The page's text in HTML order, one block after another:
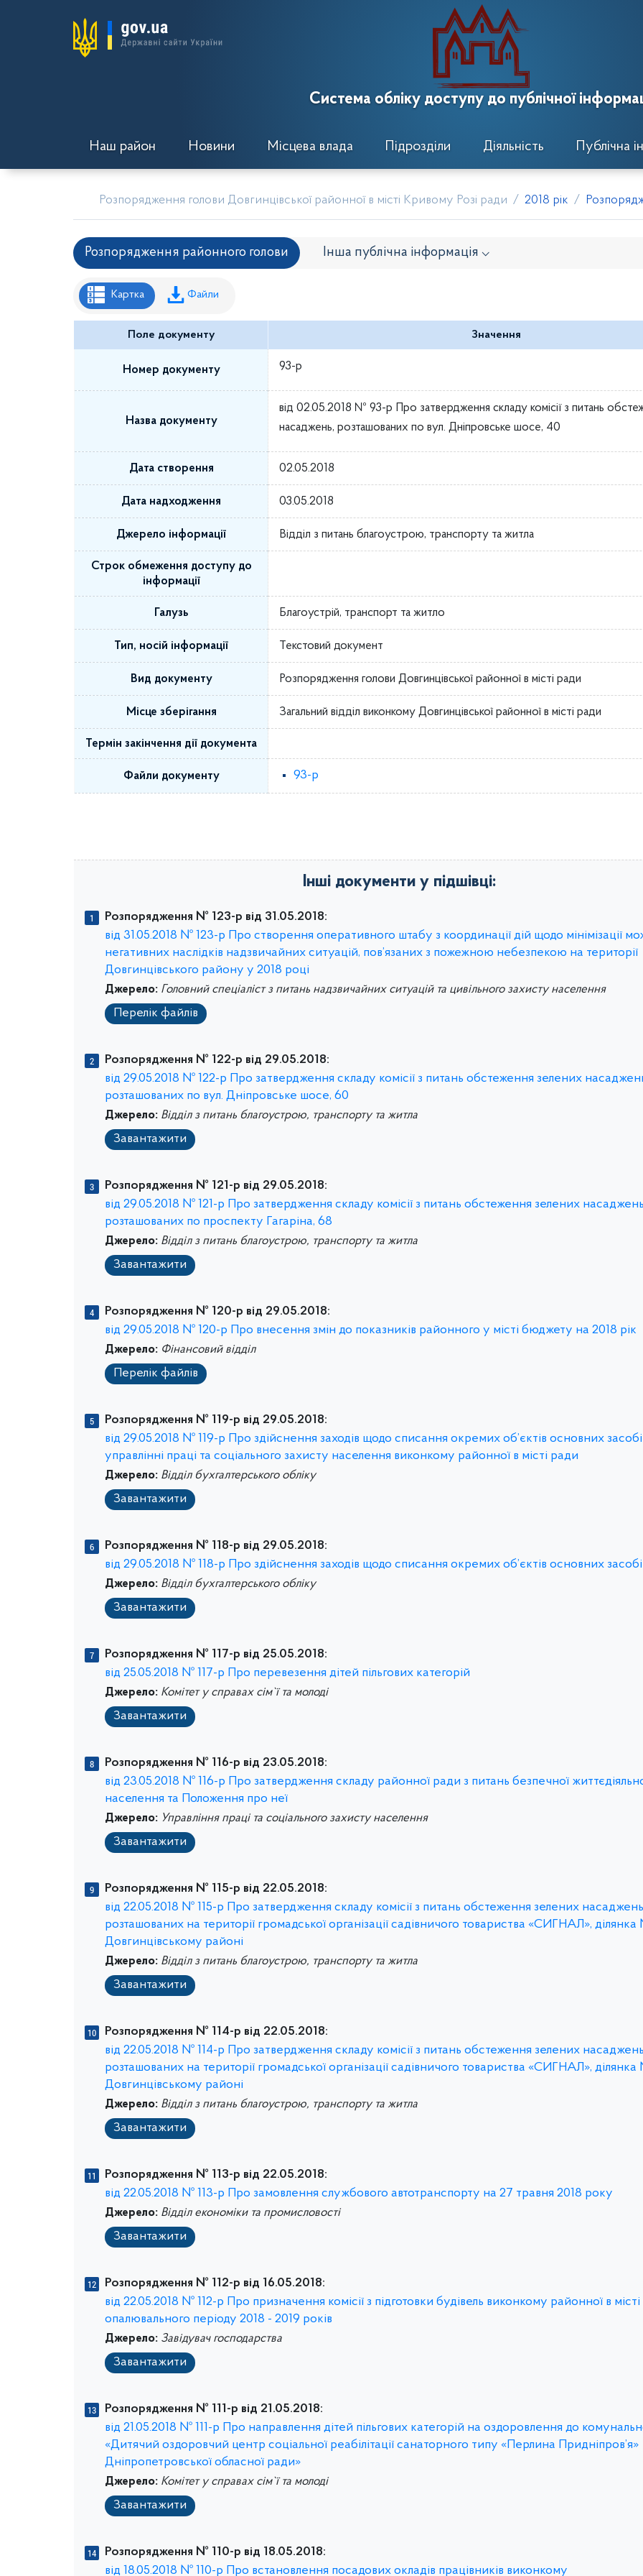
Система обліку доступу до публічної
Наш район Новини Місцева влада Підрозділи Діяльність Публічна
Розпорядження голови Довгинцівської районної в місті Кривому Розі ради 2018 рік
Розпорядження районного голови Інша публічна інформація ⌵
Рішення районної ради
Проекти рішень районної ради
Проєкти рішень виконавчого комітету
Картка Файли
Поле документу Значення
Номер документу 93-р
Назва документу
від 02.05.2018 № 93-р Про затвердження складу комісії з питань
насаджень, розташованих по вул. Дніпровське шосе, 40
Дата створення 02.05.2018
Дата надходження 03.05.2018
Джерело інформації Відділ з питань благоустрою, транспорту та житла
Строк обмеження доступу до
інформації
Галузь Благоустрій, транспорт та житло
Тип, носій інформації Текстовий документ
Вид документу Розпорядження голови Довгинцівської районної в місті ради
Місце зберігання Загальний відділ виконкому Довгинцівської районної в місті ради
Термін закінчення дії документа
Файли документу 93-р
Інші документи у підшівці:
Розпорядження № 123-р від 31.05.2018:
від 31.05.2018 № 123-р Про створення оперативного штабу з координації дій щодо мінімізації
негативних наслідків надзвичайних ситуацій, пов’язаних з пожежною небезпекою на території
Довгинцівського району у 2018 році
Джерело: Головний спеціаліст з питань надзвичайних ситуацій та цивільного захисту населення
Перелік файлів
Розпорядження № 122-р від 29.05.2018:
від 29.05.2018 № 122-р Про затвердження складу комісії з питань обстеження зелених
розташованих по вул. Дніпровське шосе, 60
Джерело: Відділ з питань благоустрою, транспорту та житла
Завантажити
Розпорядження № 121-р від 29.05.2018:
від 29.05.2018 № 121-р Про затвердження складу комісії з питань обстеження зелених
розташованих по проспекту Гагаріна, 68
Джерело: Відділ з питань благоустрою, транспорту та житла
Завантажити
Розпорядження № 120-р від 29.05.2018:
від 29.05.2018 № 120-р Про внесення змін до показників районного у місті бюджету на 2018 рік
Джерело: Фінансовий відділ
Перелік файлів
Розпорядження № 119-р від 29.05.2018:
від 29.05.2018 № 119-р Про здійснення заходів щодо списання окремих об’єктів основних
управлінні праці та соціального захисту населення виконкому районної в місті ради
Джерело: Відділ бухгалтерського обліку
Завантажити
Розпорядження № 118-р від 29.05.2018:
від 29.05.2018 № 118-р Про здійснення заходів щодо списання окремих об’єктів основних
Джерело: Відділ бухгалтерського обліку
Завантажити
Розпорядження № 117-р від 25.05.2018:
від 25.05.2018 № 117-р Про перевезення дітей пільгових категорій
Джерело: Комітет у справах сім`ї та молоді
Завантажити
Розпорядження № 116-р від 23.05.2018:
від 23.05.2018 № 116-р Про затвердження складу районної ради з питань безпечної
населення та Положення про неї
Джерело: Управління праці та соціального захисту населення
Завантажити
Розпорядження № 115-р від 22.05.2018:
від 22.05.2018 № 115-р Про затвердження складу комісії з питань обстеження зелених
розташованих на території громадської організації садівничого товариства «СИГНАЛ»,
Довгинцівському районі
Джерело: Відділ з питань благоустрою, транспорту та житла
Завантажити
Розпорядження № 114-р від 22.05.2018:
від 22.05.2018 № 114-р Про затвердження складу комісії з питань обстеження зелених
розташованих на території громадської організації садівничого товариства «СИГНАЛ»,
Довгинцівському районі
Джерело: Відділ з питань благоустрою, транспорту та житла
Завантажити
Розпорядження № 113-р від 22.05.2018:
від 22.05.2018 № 113-р Про замовлення службового автотранспорту на 27 травня 2018 року
Джерело: Відділ економіки та промисловості
Завантажити
Розпорядження № 112-р від 16.05.2018:
від 22.05.2018 № 112-р Про призначення комісії з підготовки будівель виконкому районної в
опалювального періоду 2018 - 2019 років
Джерело: Завідувач господарства
Завантажити
Розпорядження № 111-р від 21.05.2018:
від 21.05.2018 № 111-р Про направлення дітей пільгових категорій на оздоровлення до
«Дитячий оздоровчий центр соціальної реабілітації санаторного типу «Перлина Придніпров’я»
Дніпропетровської обласної ради»
Джерело: Комітет у справах сім`ї та молоді
Завантажити
Розпорядження № 110-р від 18.05.2018:
від 18.05.2018 № 110-р Про встановлення посадових окладів працівників виконкому